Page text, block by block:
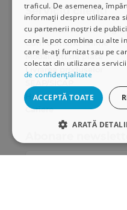
traficul. De asemenea,
informații despre utilizarea
cu partenerii noștri de
care le pot combina cu alte
care le-ați furnizat sau pe
colectat din utilizarea
de confidențialitate
ACCEPTĂ TOATE
ARATĂ
Serviciu clienți
Comunitatea Hamangiu
Cum comand online
Modalități de plată
Hartă site
Cariere